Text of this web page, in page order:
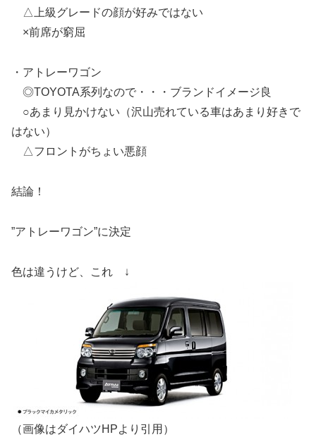
△上級グレードの顔が好みではない
×前席が窮屈
・アトレーワゴン
◎TOYOTA系列なので・・・ブランドイメージ良
○あまり見かけない（沢山売れている車はあまり好きで
はない）
△フロントがちょい悪顔
結論！
”アトレーワゴン”に決定
色は違うけど、これ ↓
（画像はダイハツHPより引用）